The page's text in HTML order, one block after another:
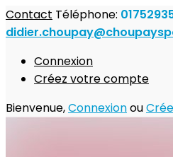
Contact Téléphone:
Connexion
Créez votre compte
Bienvenue,Connexionou